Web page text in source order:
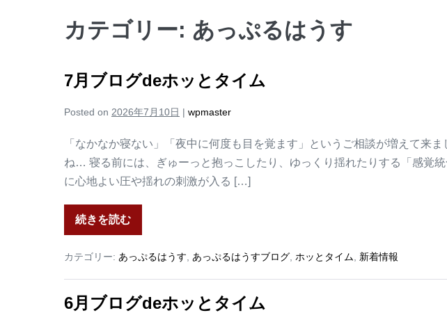
カテゴリー: あっぷるはうす
7月ブログdeホッとタイム
Posted on 2026年7月10日 | wpmaster
「なかなか寝ない」「夜中に何度も目を覚ます」というご相談が増えて来
ね… 寝る前には、ぎゅーっと抱っこしたり、ゆっくり揺れたりする「感覚
に心地よい圧や揺れの刺激が入る […]
続きを読む
カテゴリー: あっぷるはうす あっぷるはうすブログ ホッとタイム 新着情報
6月ブログdeホッとタイム